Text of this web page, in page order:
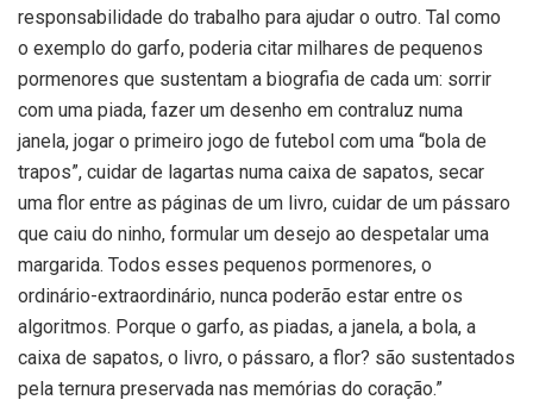
responsabilidade do trabalho para ajudar o outro. Tal como
o exemplo do garfo, poderia citar milhares de pequenos
pormenores que sustentam a biografia de cada um: sorrir
com uma piada, fazer um desenho em contraluz numa
janela, jogar o primeiro jogo de futebol com uma “bola de
trapos”, cuidar de lagartas numa caixa de sapatos, secar
uma flor entre as páginas de um livro, cuidar de um pássaro
que caiu do ninho, formular um desejo ao despetalar uma
margarida. Todos esses pequenos pormenores, o
ordinário-extraordinário, nunca poderão estar entre os
algoritmos. Porque o garfo, as piadas, a janela, a bola, a
caixa de sapatos, o livro, o pássaro, a flor? são sustentados
pela ternura preservada nas memórias do coração.”